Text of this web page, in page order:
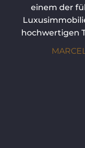
einem der
hochwertigen